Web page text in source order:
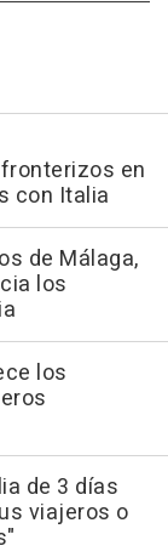
en
con Italia
de Málaga,
los
los
de 3 días
viajeros o